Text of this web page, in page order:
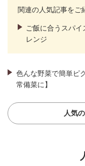
関連の人気記事をご
ご飯に合うスパ
レンジ
色んな野菜で簡単ピ
常備菜に】
人気